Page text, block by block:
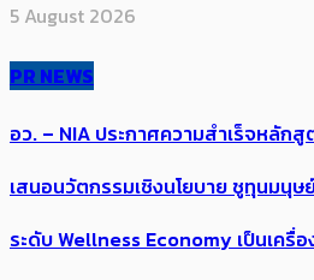
5 August 2026
PR NEWS
อว. – NIA ประกาศความสำเร็จหลัก
เสนอนวัตกรรมเชิงนโยบาย ชูทุนมนุ
ระดับ Wellness Economy เป็นเครื่